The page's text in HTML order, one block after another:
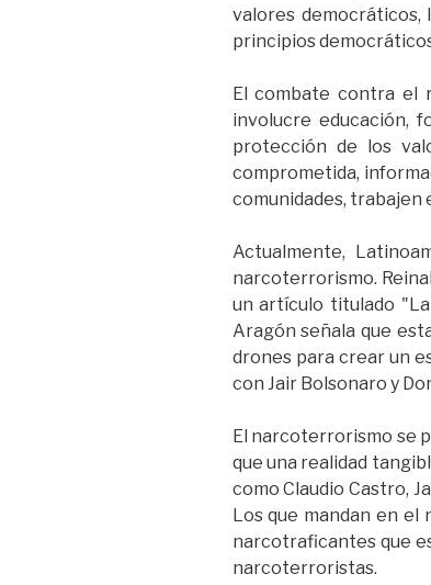
valores democráticos,
principios
El combate contra el
involucre educación,
protección de los
comprometida,
comunidades, trabajen
Actualmente,
narcoterrorismo.
un artículo titulado
Aragón señala que
drones para crear un
con Jair Bolsonaro y
El narcoterrorismo se
que una realidad
como Claudio Castro,
Los que mandan en
narcotraficantes que
narcoterroristas.